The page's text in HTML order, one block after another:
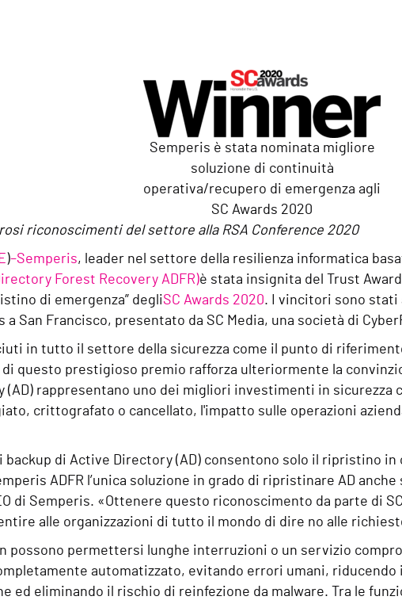
Semperis è stata nominata migliore
soluzione di continuità
operativa/recupero di emergenza agli
SC Awards 2020
riconoscimenti del settore alla RSA Conference 2020
)–Semperis, leader nel settore della resilienza informatica
Forest Recovery ADFR)è stata insignita del Trust
di emergenza” degliSC Awards 2020. I vincitori sono stati
a San Francisco, presentato da SC Media, una società di
in tutto il settore della sicurezza come il punto di
questo prestigioso premio rafforza ulteriormente la
rappresentano uno dei migliori investimenti in sicurezza
crittografato o cancellato, l'impatto sulle operazioni
di Active Directory (AD) consentono solo il ripristino
ADFR l’unica soluzione in grado di ripristinare AD
di Semperis. «Ottenere questo riconoscimento da parte di
alle organizzazioni di tutto il mondo di dire no alle
possono permettersi lunghe interruzioni o un servizio
automatizzato, evitando errori umani,
ed eliminando il rischio di reinfezione da malware. Tra le